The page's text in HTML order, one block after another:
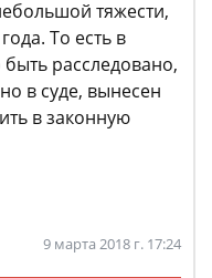
тяжести,
То есть в
расследовано,
в суде, вынесен
в законную
9 марта 2018 г. 17:24